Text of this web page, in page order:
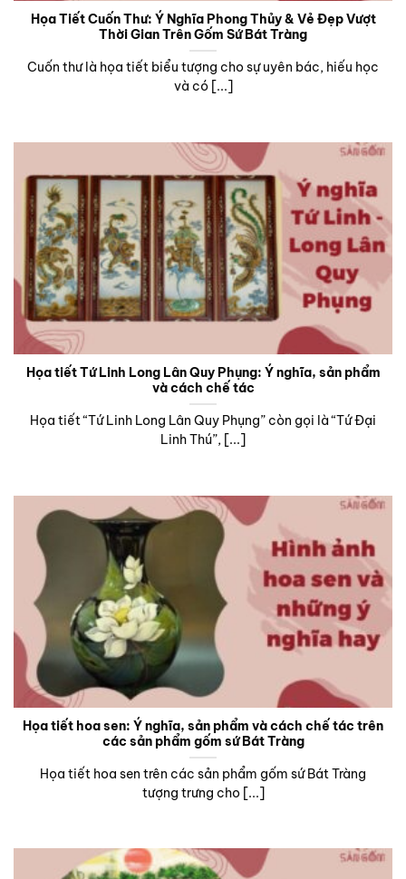
Họa Tiết Cuốn Thư: Ý Nghĩa Phong Thủy & Vẻ Đẹp Vượt
Thời Gian Trên Gốm Sứ Bát Tràng
Cuốn thư là họa tiết biểu tượng cho sự uyên bác, hiếu học
và có [...]
Họa tiết Tứ Linh Long Lân Quy Phụng: Ý nghĩa, sản phẩm
và cách chế tác
Họa tiết “Tứ Linh Long Lân Quy Phụng” còn gọi là “Tứ Đại
Linh Thú”, [...]
Họa tiết hoa sen: Ý nghĩa, sản phẩm và cách chế tác trên
các sản phẩm gốm sứ Bát Tràng
Họa tiết hoa sen trên các sản phẩm gốm sứ Bát Tràng
tượng trưng cho [...]